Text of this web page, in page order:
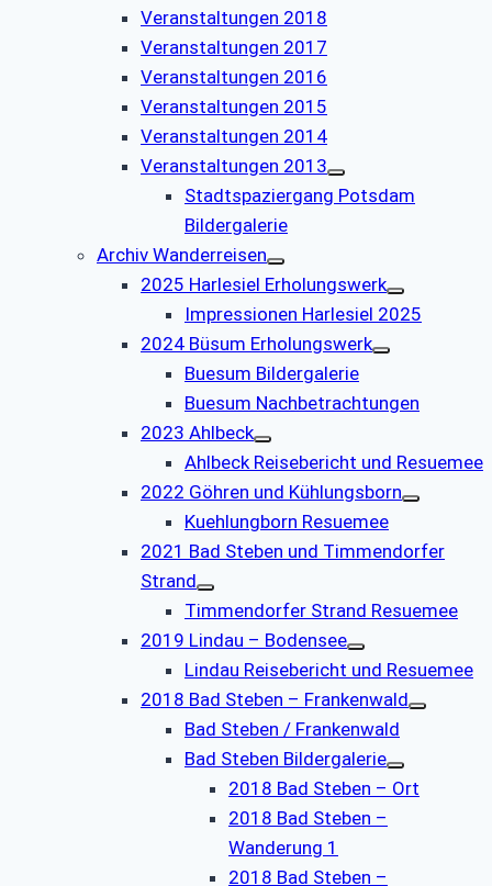
Veranstaltungen 2018
Veranstaltungen 2017
Veranstaltungen 2016
Veranstaltungen 2015
Veranstaltungen 2014
Veranstaltungen 2013
Stadtspaziergang Potsdam
Bildergalerie
Archiv Wanderreisen
2025 Harlesiel Erholungswerk
Impressionen Harlesiel 2025
2024 Büsum Erholungswerk
Buesum Bildergalerie
Buesum Nachbetrachtungen
2023 Ahlbeck
Ahlbeck Reisebericht und Resuemee
2022 Göhren und Kühlungsborn
Kuehlungborn Resuemee
2021 Bad Steben und Timmendorfer
Strand
Timmendorfer Strand Resuemee
2019 Lindau – Bodensee
Lindau Reisebericht und Resuemee
2018 Bad Steben – Frankenwald
Bad Steben / Frankenwald
Bad Steben Bildergalerie
2018 Bad Steben – Ort
2018 Bad Steben –
Wanderung 1
2018 Bad Steben –